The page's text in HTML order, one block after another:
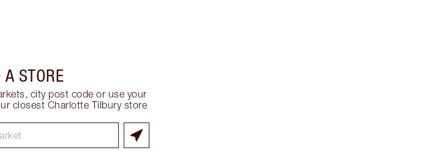
A STORE
city post code or use your
closest Charlotte Tilbury store